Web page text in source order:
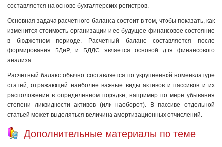
составляется на основе бухгалтерских регистров.
Основная задача расчетного баланса состоит в том, чтобы показать, как
изменится стоимость организации и ее будущее финансовое состояние
в бюджетном периоде. Расчетный баланс составляется после
формирования БДиР, и БДДС является основой для финансового
анализа.
Расчетный баланс обычно составляется по укрупненной номенклатуре
статей, отражающей наиболее важные виды активов и пассивов и их
расположение в определенном порядке, например по мере убывания
степени ликвидности активов (или наоборот). В пассиве отдельной
статьей может выделяться величина амортизационных отчислений.
Дополнительные материалы по теме